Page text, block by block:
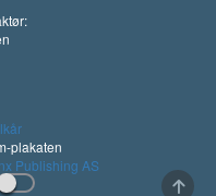
plakaten
Publishing AS